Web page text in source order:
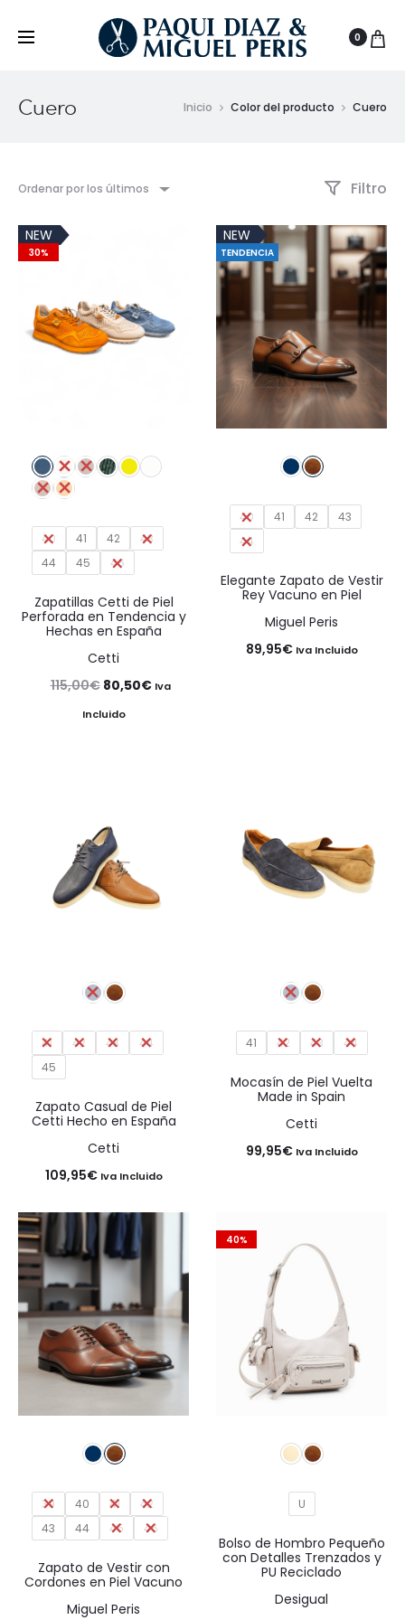
0
Cuero Inicio Color del producto Cuero
Ordenar por los últimos Filtro
NEW
30%
40 41 42
43
44
45 46
Zapatillas Cetti de Piel
Perforada en Tendencia y
Hechas en España
Cetti
115,00€ El
precio
80,50€ElIva
Incluido
NEW
TENDENCIA
40 41 42
43
44
Elegante Zapato de Vestir
Rey Vacuno en Piel
Miguel Peris
89,95€ Iva Incluido
41 42 43
44
45
Zapato Casual de Piel
Cetti Hecho en España
Cetti
109,95€ Iva Incluido
41 42 43 44
Mocasín de Piel Vuelta
Made in Spain
Cetti
99,95€ Iva Incluido
39 40 41
42
43
44 45 46
Zapato de Vestir con
Cordones en Piel Vacuno
Miguel Peris
40%
U
Bolso de Hombro Pequeño
con Detalles Trenzados y
PU Reciclado
Desigual